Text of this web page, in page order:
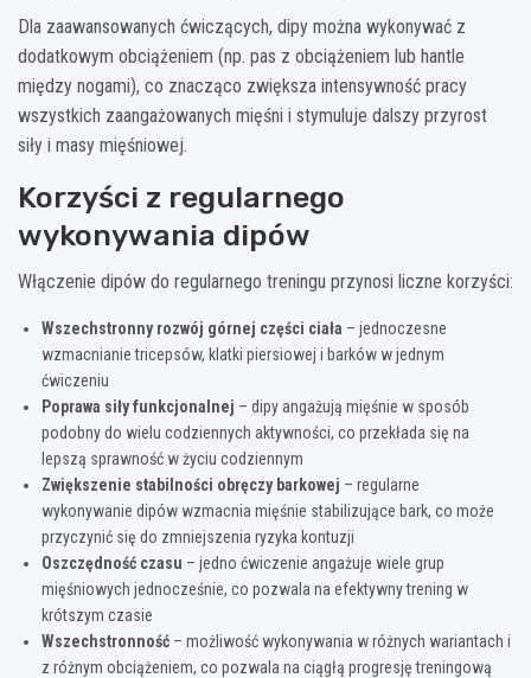
Dla zaawansowanych ćwiczących, dipy można wykonywać z
dodatkowym obciążeniem (np. pas z obciążeniem lub hantle
między nogami), co znacząco zwiększa intensywność pracy
wszystkich zaangażowanych mięśni i stymuluje dalszy przyrost
siły i masy mięśniowej.
Korzyści z regularnego
wykonywania dipów
Włączenie dipów do regularnego treningu przynosi liczne korzyści:
Wszechstronny rozwój górnej części ciała – jednoczesne
wzmacnianie tricepsów, klatki piersiowej i barków w jednym
ćwiczeniu
Poprawa siły funkcjonalnej – dipy angażują mięśnie w sposób
podobny do wielu codziennych aktywności, co przekłada się na
lepszą sprawność w życiu codziennym
Zwiększenie stabilności obręczy barkowej – regularne
wykonywanie dipów wzmacnia mięśnie stabilizujące bark, co może
przyczynić się do zmniejszenia ryzyka kontuzji
Oszczędność czasu – jedno ćwiczenie angażuje wiele grup
mięśniowych jednocześnie, co pozwala na efektywny trening w
krótszym czasie
Wszechstronność – możliwość wykonywania w różnych wariantach i
z różnym obciążeniem, co pozwala na ciągłą progresję treningową